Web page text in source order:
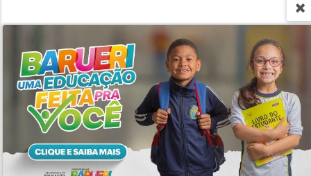
SEU SITE - TODOS OS DIREITOS RESERVADOS.
TERMOS DE USO E PRIVACIDADE
EXPEDIENTE
SOBRE
Termos de Uso e Privacidade
Esse site utiliza cookies para melhorar sua
experiência de navegação. Ao continuar o acesso,
entendemos que você concorda com nossos Termos
de Uso e Privacidade.
PARA MAIS INFORMAÇÕES,
ACESSE NOSSOS TERMOS
CLICANDO AQUI
PROSSEGUIR